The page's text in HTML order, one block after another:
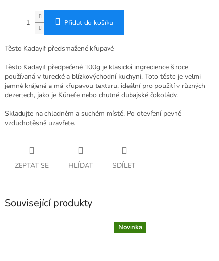
Přidat do košíku
Těsto Kadayif předsmažené křupavé
Těsto Kadayif předpečené 100g je klasická ingredience široce
používaná v turecké a blízkovýchodní kuchyni. Toto těsto je velmi
jemně krájené a má křupavou texturu, ideální pro použití v různých
dezertech, jako je Künefe nebo chutné dubajské čokolády.
Skladujte na chladném a suchém místě. Po otevření pevně
vzduchotěsně uzavřete.
ZEPTAT SE HLÍDAT SDÍLET
Související produkty
Novinka